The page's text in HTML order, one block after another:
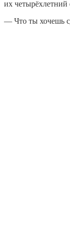
их четырёхлетний
— Что ты хочешь